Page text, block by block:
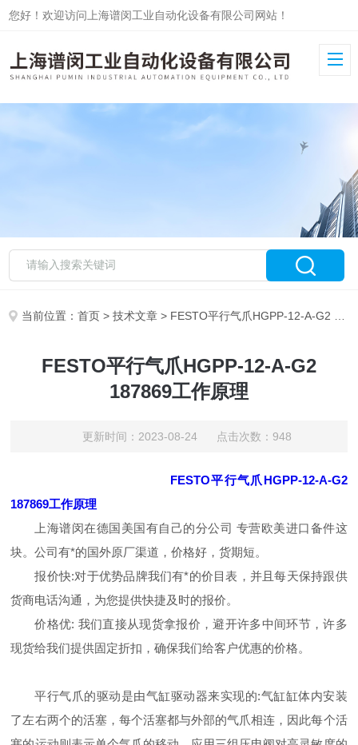
您好！欢迎访问上海谱闵工业自动化设备有限公司网站！
当前位置：首页 >技术文章 > FESTO平行气爪HGPP-12-A-G2 187869工作原理
FESTO平行气爪HGPP-12-A-G2
187869工作原理
更新时间：2023-08-24 点击次数：948
FESTO平行气爪HGPP-12-A-G2
187869工作原理
上海谱闵在德国美国有自己的分公司 专营欧美进口备件这
块。公司有*的国外原厂渠道，价格好，货期短。
报价快:对于优势品牌我们有*的价目表，并且每天保持跟供
货商电话沟通，为您提供快捷及时的报价。
价格优: 我们直接从现货拿报价，避开许多中间环节，许多
现货给我们提供固定折扣，确保我们给客户优惠的价格。
平行气爪的驱动是由气缸驱动器来实现的:气缸缸体内安装
了左右两个的活塞，每个活塞都与外部的气爪相连，因此每个活